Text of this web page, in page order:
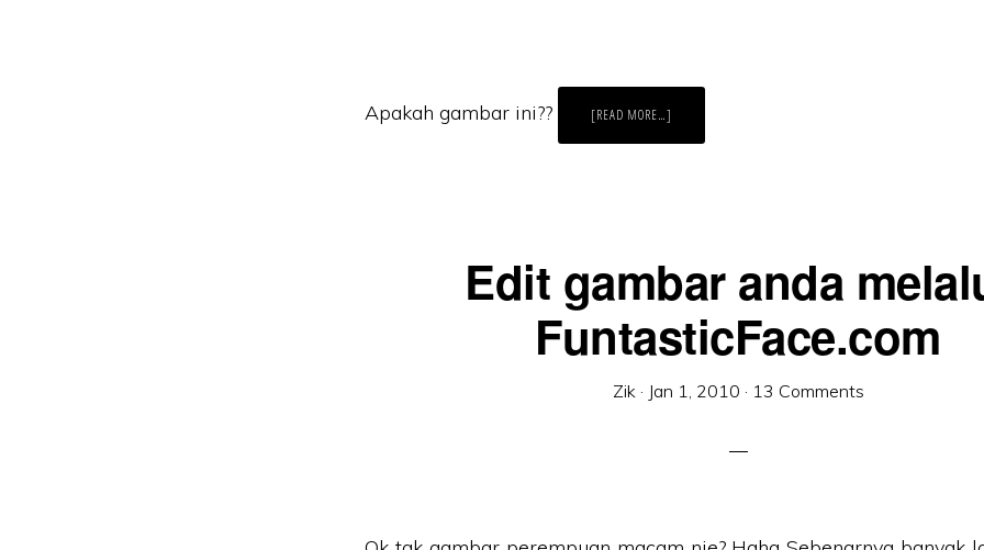
Apakah gambar ini?? [READ MORE…]
STEREOGRAM.
Edit gambar anda
FuntasticFace.com
Zik· Jan 1, 2010 · 13 Comments